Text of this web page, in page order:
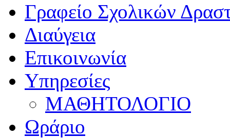
Γραφείο Σχολικών
Διαύγεια
Επικοινωνία
Υπηρεσίες
ΜΑΘΗΤΟΛΟΓΙΟ
Ωράριο